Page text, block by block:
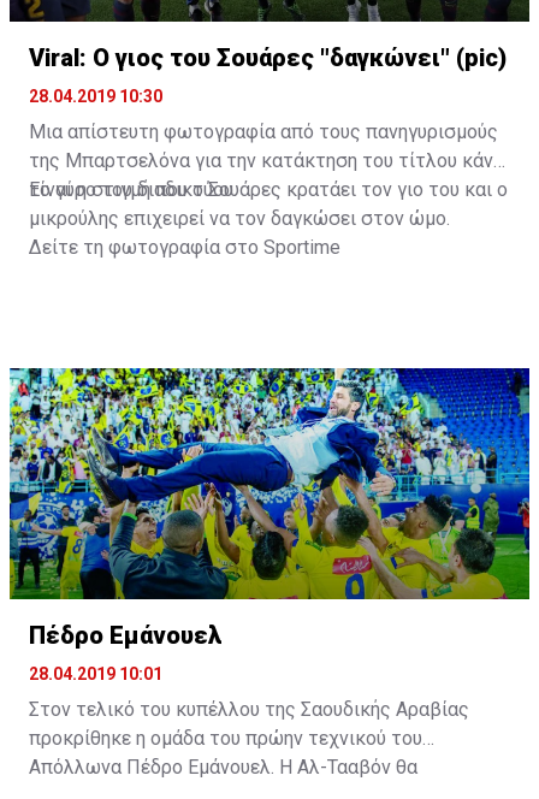
Viral: Ο γιος του Σουάρες "δαγκώνει" (pic)
28.04.2019 10:30
Μια απίστευτη φωτογραφία από τους πανηγυρισμούς
της Μπαρτσελόνα για την κατάκτηση του τίτλου κάνει
το γύρο του διαδικτύου.
Είναι η στιγμή που ο Σουάρες κρατάει τον γιο του και ο
μικρούλης επιχειρεί να τον δαγκώσει στον ώμο.
Δείτε τη φωτογραφία στο Sportime
Πέδρο Εμάνουελ
28.04.2019 10:01
Στον τελικό του κυπέλλου της Σαουδικής Αραβίας
προκρίθηκε η ομάδα του πρώην τεχνικού του
Απόλλωνα Πέδρο Εμάνουελ. Η Αλ-Τααβόν θα